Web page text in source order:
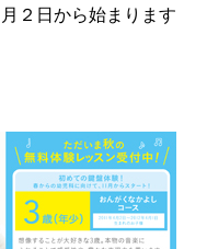
２日から始まります